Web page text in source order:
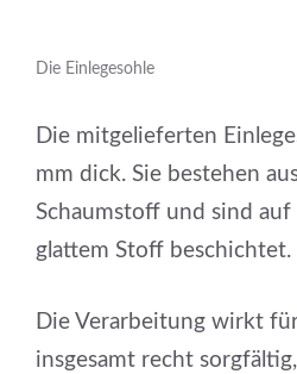
Die Einlegesohle
Die mitgelieferten
mm dick. Sie bestehen
Schaumstoff und sind
glattem Stoff beschichtet.
Die Verarbeitung wirkt
insgesamt recht